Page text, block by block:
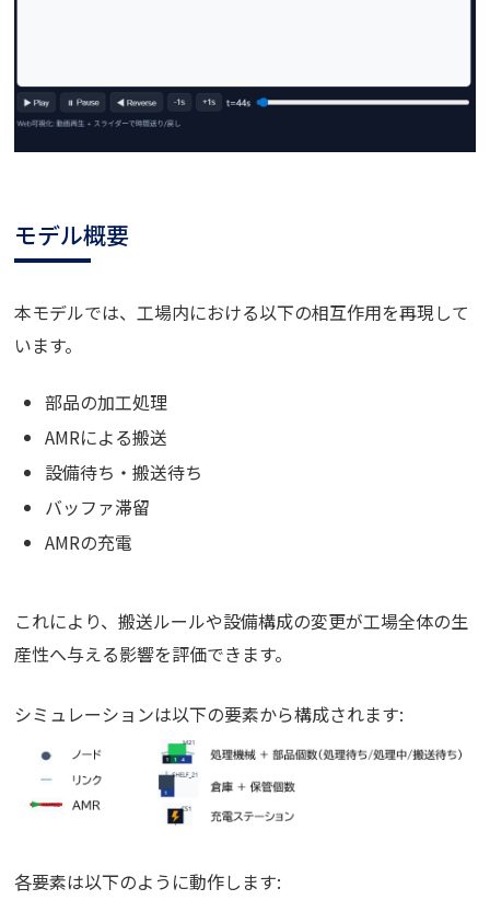
モデル概要
本モデルでは、工場内における以下の相互作用を再現して
います。
部品の加工処理
AMRによる搬送
設備待ち・搬送待ち
バッファ滞留
AMRの充電
これにより、搬送ルールや設備構成の変更が工場全体の生
産性へ与える影響を評価できます。
シミュレーションは以下の要素から構成されます:
各要素は以下のように動作します: